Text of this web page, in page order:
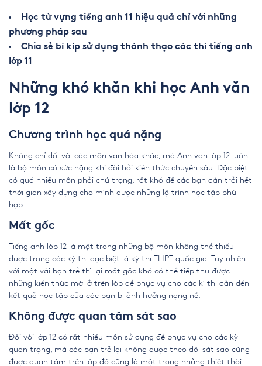
Học từ vựng tiếng anh 11 hiệu quả chỉ với những
phương pháp sau
Chia sẻ bí kíp sử dụng thành thạo các thì tiếng anh
lớp 11
Những khó khăn khi học Anh văn
lớp 12
Chương trình học quá nặng
Không chỉ đối với các môn văn hóa khác, mà Anh văn lớp 12 luôn
là bộ môn có sức nặng khi đòi hỏi kiến thức chuyên sâu. Đặc biệt
có quá nhiều môn phải chú trọng, rất khó để các bạn dàn trải hết
thời gian xây dựng cho mình được những lộ trình học tập phù
hợp.
Mất gốc
Tiếng anh lớp 12 là một trong những bộ môn không thể thiếu
được trong các kỳ thi đặc biệt là kỳ thi THPT quốc gia. Tuy nhiên
với một vài bạn trẻ thì lại mất gốc khó có thể tiếp thu được
những kiến thức mới ở trên lớp để phục vụ cho các kì thi dẫn đến
kết quả học tập của các bạn bị ảnh hưởng nặng nề.
Không được quan tâm sát sao
Đối với lớp 12 có rất nhiều môn sử dụng để phục vụ cho các kỳ
quan trọng, mà các bạn trẻ lại không được theo dõi sát sao cũng
được quan tâm trên lớp đó cũng là một trong những thiệt thòi